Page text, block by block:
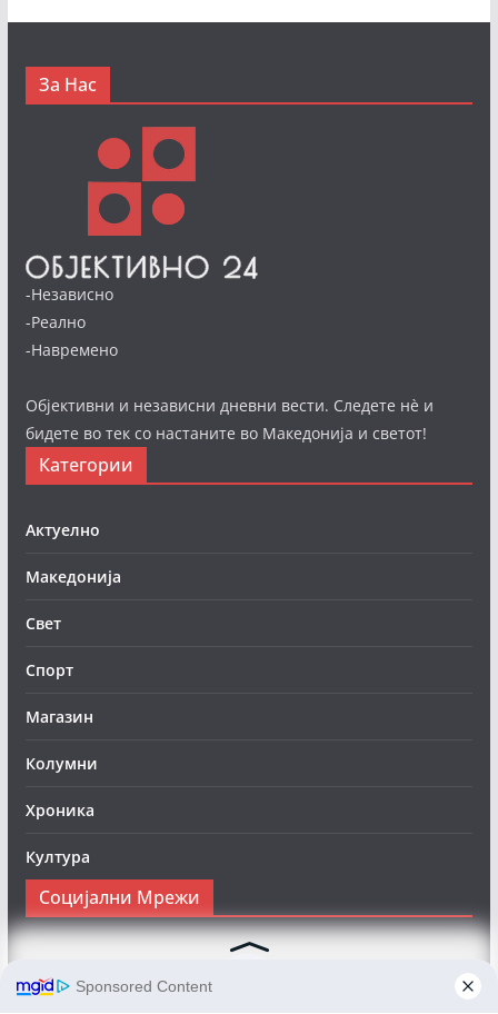
За Нас
-Независно
-Реално
-Навремено
Објективни и независни дневни вести. Следете нè и
бидете во тек со настаните во Македонија и светот!
Категории
Актуелно
Македонија
Свет
Спорт
Магазин
Колумни
Хроника
Култура
Социјални Мрежи